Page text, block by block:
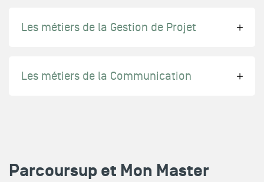
Les métiers de la Gestion de Projet
Les métiers de la Communication
Parcoursup et Mon Master